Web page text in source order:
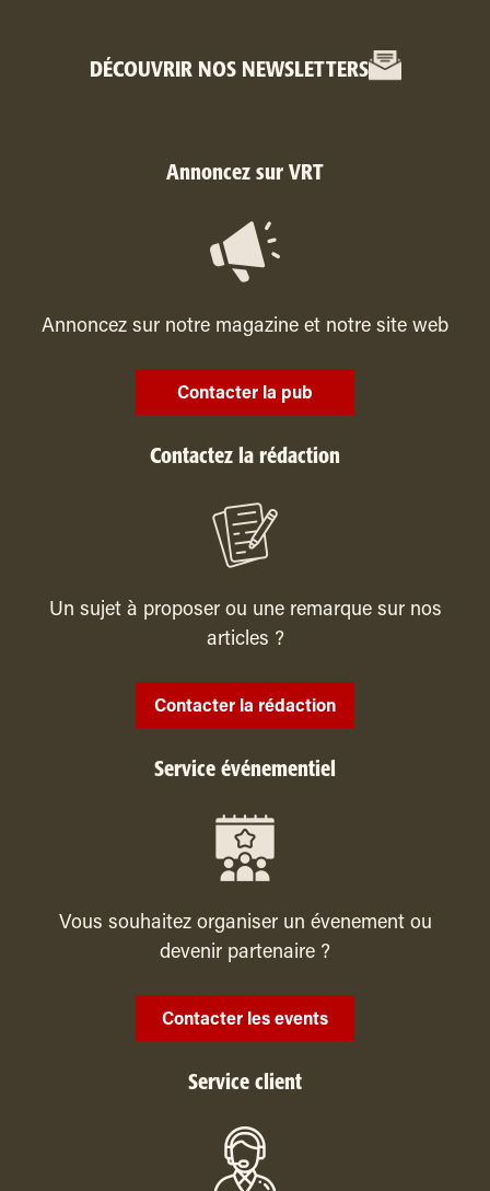
DÉCOUVRIR NOS NEWSLETTERS
Annoncez sur VRT
Annoncez sur notre magazine et notre site web
Contacter la pub
Contactez la rédaction
Un sujet à proposer ou une remarque sur nos
articles ?
Contacter la rédaction
Service événementiel
Vous souhaitez organiser un évenement ou
devenir partenaire ?
Contacter les events
Service client